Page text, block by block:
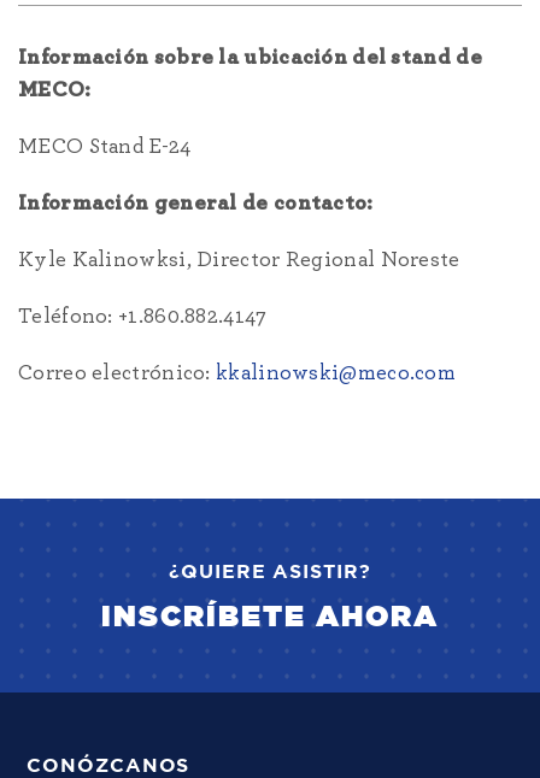
Información sobre la ubicación del stand de
MECO:
MECO Stand E-24
Información general de contacto:
Kyle Kalinowksi, Director Regional Noreste
Teléfono: +1.860.882.4147
Correo electrónico: kkalinowski@meco.com
¿QUIERE ASISTIR?
INSCRÍBETE AHORA
CONÓZCANOS